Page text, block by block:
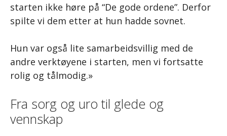
starten ikke høre på “De gode ordene”. Derfor
spilte vi dem etter at hun hadde sovnet.
Hun var også lite samarbeidsvillig med de
andre verktøyene i starten, men vi fortsatte
rolig og tålmodig.»
Fra sorg og uro til glede og
vennskap